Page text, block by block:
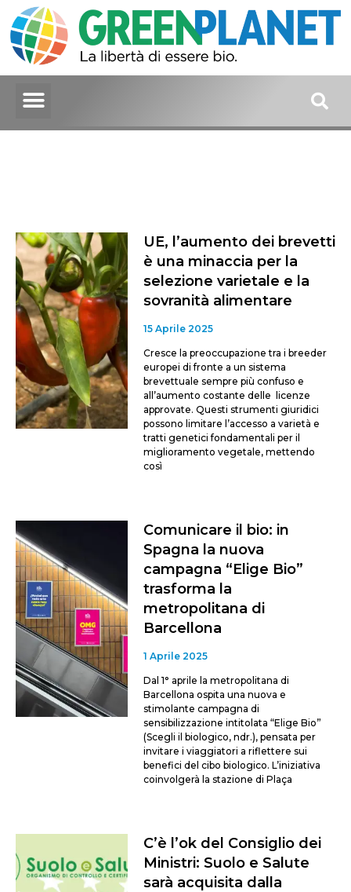
UE, l’aumento dei brevetti
è una minaccia per la
selezione varietale e la
sovranità alimentare
15 Aprile 2025
Cresce la preoccupazione tra i breeder
europei di fronte a un sistema
brevettuale sempre più confuso e
all’aumento costante delle licenze
approvate. Questi strumenti giuridici
possono limitare l’accesso a varietà e
tratti genetici fondamentali per il
miglioramento vegetale, mettendo
così
Comunicare il bio: in
Spagna la nuova
campagna “Elige Bio”
trasforma la
metropolitana di
Barcellona
1 Aprile 2025
Dal 1° aprile la metropolitana di
Barcellona ospita una nuova e
stimolante campagna di
sensibilizzazione intitolata “Elige Bio”
(Scegli il biologico, ndr.), pensata per
invitare i viaggiatori a riflettere sui
benefici del cibo biologico. L’iniziativa
coinvolgerà la stazione di Plaça
C’è l’ok del Consiglio dei
Ministri: Suolo e Salute
sarà acquisita dalla